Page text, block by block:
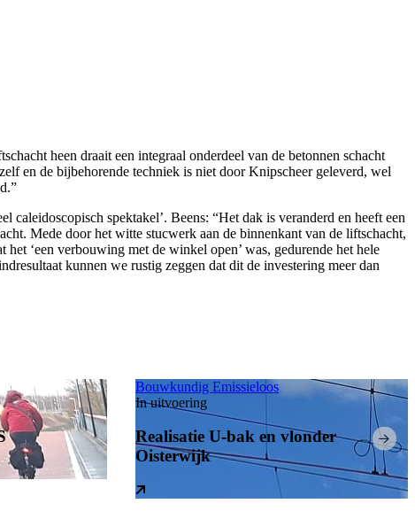
heen draait een integraal onderdeel van de betonnen schacht
en de bijbehorende techniek is niet door Knipscheer geleverd, wel
caleidoscopisch spektakel’. Beens: “Het dak is veranderd en heeft een
Mede door het witte stucwerk aan de binnenkant van de liftschacht,
‘een verbouwing met de winkel open’ was, gedurende het hele
kunnen we rustig zeggen dat dit de investering meer dan
Bouwkundig Emissieloos
In uitvoering
Realisatie U-bak en vlonder
Oisterwijk